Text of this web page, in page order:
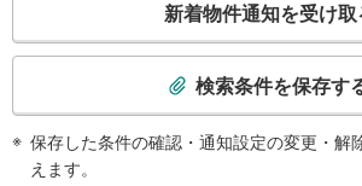
院、神田明神、おりがみ会館、湯島総合センター、
センター、日本サッカーミュージアム、昌平小学校
通り、本郷通り、蔵前橋通り、湯島１−３丁目、本郷
２出口
バスのりば、タクシーのりば、ＪＲ御茶ノ水駅、千
ノ水ソラシティ、ワテラス、ニコライ堂、三楽病院
・東京医科歯科大学方面改札⇔１番出口
エスカレータ
・各ホーム⇔御茶ノ水橋口改札
トイレ
【東京メトロ】
検
新着物件通知を受け取
検索条件を保存す
保存した条件の確認・通知設定の変更・解
えます。